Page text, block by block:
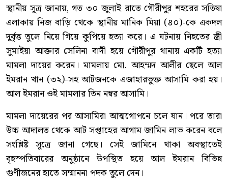
স্থানীয় সূত্র জানায়, গত ৩০ জুলাই রাতে গৌরীপুর শহরের সতিষা
এলাকায় নিজ বাড়ি থেকে স্থানীয় মানিক মিয়া (৪০)-কে একদল
দুর্বৃত্ত তুলে নিয়ে গিয়ে কুপিয়ে হত্যা করে। এ ঘটনায় নিহতের স্ত্রী
সুমাইয়া আক্তার সেলিনা বাদী হয়ে গৌরীপুর থানায় একটি হত্যা
মামলা দায়ের করেন। মামলায় মো. আহম্মদ আলীর ছেলে আল
ইমরান খান (৩২)-সহ আটজনকে এজাহারভুক্ত আসামি করা হয়।
আল ইমরান ওই মামলার তিন নম্বর আসামি।
মামলা দায়েরের পর আসামিরা আত্মগোপনে চলে যান। পরে তারা
উচ্চ আদালত থেকে আট সপ্তাহের আগাম জামিন লাভ করেন বলে
সংশ্লিষ্ট সূত্রে জানা গেছে। সেই জামিনে থাকা অবস্থাতেই
বৃহস্পতিবারের অনুষ্ঠানে উপস্থিত হয়ে আল ইমরান বিভিন্ন
গুণীজনের হাতে সম্মাননা পদক তুলে দেন।